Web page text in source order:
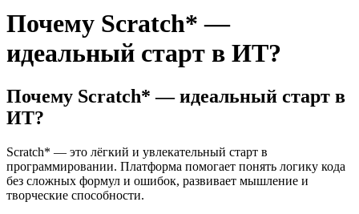
Почему Scratch* —
идеальный старт в ИТ?
Почему Scratch* — идеальный старт в
ИТ?
Scratch* — это лёгкий и увлекательный старт в
программировании. Платформа помогает понять логику кода
без сложных формул и ошибок, развивает мышление и
творческие способности.